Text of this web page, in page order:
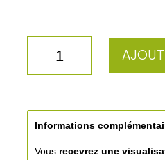
VERRE
A
GRAVER
Informations
Vous recevrez une